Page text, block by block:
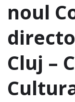
noul
Cluj –